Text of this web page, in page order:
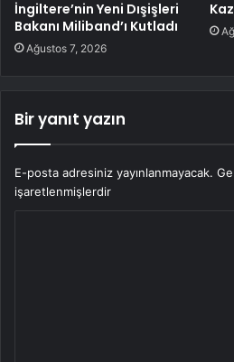
İngiltere’nin Yeni Dışişleri
Bakanı Miliband’ı Kutladı
Ağustos 7, 2026
Bir yanıt yazın
E-posta adresiniz yayınlanmayacak.
işaretlenmişlerdir